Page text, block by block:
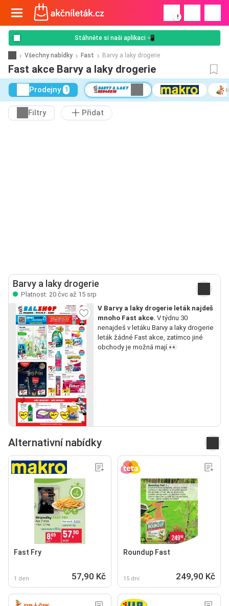
!
Stáhněte si naši aplikaci 📲
Všechny nabídky Fast Barvy a laky drogerie
Fast akce Barvy a laky drogerie
Prodejny 1
Filtry Přidat
Barvy a laky drogerie
Platnost: 20 čvc až 15 srp
V Barvy a laky drogerie leták najdeš
mnoho Fast akce. V týdnu 30
nenajdeš v letáku Barvy a laky drogerie
leták žádné Fast akce, zatímco jiné
obchody je možná mají.👀
Alternativní nabídky
Fast Fry
1 den 57,90 Kč
Roundup Fast
15 dní 249,90 Kč